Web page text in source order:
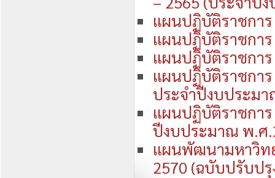
แผนปฏิบัติราชกา
แผนปฏิบัติราชกา
แผนปฏิบัติราชกา
แผนปฏิบัติราชกา
ประจำปีงบประม
แผนปฏิบัติราชกา
ปีงบประมาณ พ.ศ
แผนพัฒนามหาวิท
2570 (ฉบับปรับป